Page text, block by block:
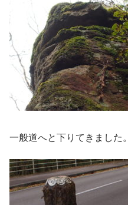
一般道へと下りてきました。